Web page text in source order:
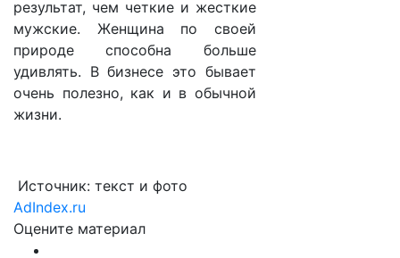
результат, чем четкие и жесткие
мужские. Женщина по своей
природе способна больше
удивлять. В бизнесе это бывает
очень полезно, как и в обычной
жизни.
Источник: текст и фото
AdIndex.ru
Оцените материал